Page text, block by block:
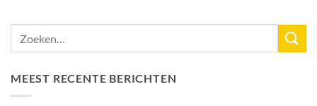
MEEST RECENTE BERICHTEN